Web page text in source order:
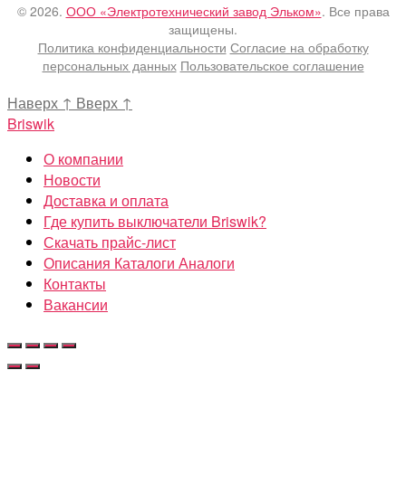
© 2026. ООО «Электротехнический завод Эльком». Все права
защищены.
Политика конфиденциальности Согласие на обработку
персональных данных Пользовательское соглашение
Наверх ↑ Вверх ↑
Briswik
О компании
Новости
Доставка и оплата
Где купить выключатели Briswik?
Скачать прайс-лист
Описания Каталоги Аналоги
Контакты
Вакансии